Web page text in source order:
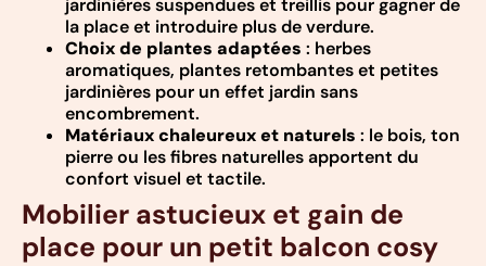
jardinières suspendues et treillis pour gagner de
la place et introduire plus de verdure.
Choix de plantes adaptées : herbes
aromatiques, plantes retombantes et petites
jardinières pour un effet jardin sans
encombrement.
Matériaux chaleureux et naturels : le bois, ton
pierre ou les fibres naturelles apportent du
confort visuel et tactile.
Mobilier astucieux et gain de
place pour un petit balcon cosy